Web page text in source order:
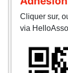
Cliquer sur,
via HelloAsso